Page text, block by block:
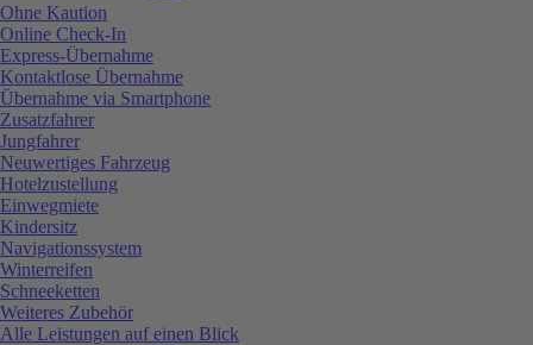
Ohne Kaution
Online Check-In
Express-Übernahme
Kontaktlose Übernahme
Übernahme via Smartphone
Zusatzfahrer
Jungfahrer
Neuwertiges Fahrzeug
Hotelzustellung
Einwegmiete
Kindersitz
Navigationssystem
Winterreifen
Schneeketten
Weiteres Zubehör
Alle Leistungen auf einen Blick